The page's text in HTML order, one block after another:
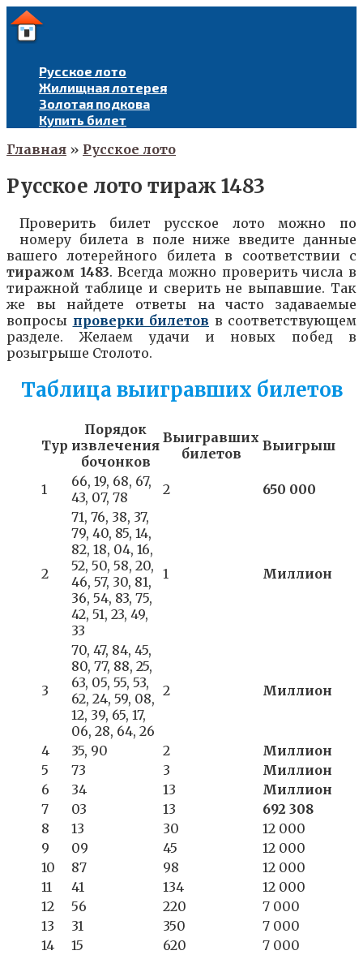
Перейти
к
контенту
Русское лото
Жилищная лотерея
Золотая подкова
Купить билет
Главная » Русское лото
Русское лото тираж 1483
Проверить билет русское лото можно по
номеру билета в поле ниже введите данные
вашего лотерейного билета в соответствии с
тиражом 1483. Всегда можно проверить числа в
тиражной таблице и сверить не выпавшие. Так
же вы найдете ответы на часто задаваемые
вопросы проверки билетов в соответствующем
разделе. Желаем удачи и новых побед в
розыгрыше Столото.
Таблица выигравших билетов
Тур
Порядок
извлечения
бочонков
Выигравших
билетов
Выигрыш
1
66, 19, 68, 67,
43, 07, 78
2 650 000
2
71, 76, 38, 37,
79, 40, 85, 14,
82, 18, 04, 16,
52, 50, 58, 20,
46, 57, 30, 81,
36, 54, 83, 75,
42, 51, 23, 49,
33
1 Миллион
3
70, 47, 84, 45,
80, 77, 88, 25,
63, 05, 55, 53,
62, 24, 59, 08,
12, 39, 65, 17,
06, 28, 64, 26
2 Миллион
4 35, 90 2
Миллион
5
73 3
Миллион
6
34 13
Миллион
7
03 13
692 308
8
13 30
12 000
9
09 45
12 000
10
87 98
12 000
11
41 134
12 000
12
56 220
7 000
13
31 350
7 000
14
15 620
7 000